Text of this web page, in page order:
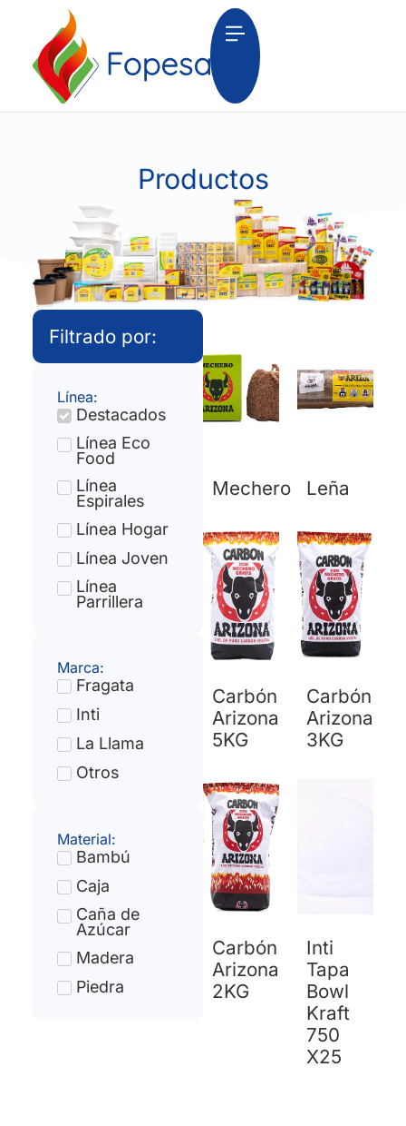
Productos
Filtrado por:
Línea:
Destacados
Línea Eco
Food
Línea
Espirales
Línea Hogar
Línea Joven
Línea
Parrillera
Marca:
Fragata
Inti
La Llama
Otros
Material:
Bambú
Caja
Caña de
Azúcar
Madera
Piedra
Mechero Leña
Carbón
Arizona
5KG
Carbón
Arizona
3KG
Carbón
Arizona
2KG
Inti
Tapa
Bowl
Kraft
750
X25